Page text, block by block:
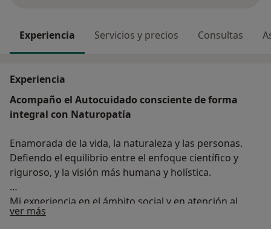
Experiencia Servicios y precios Consultas
Experiencia
Acompaño el Autocuidado consciente de forma
integral con Naturopatía
Enamorada de la vida, la naturaleza y las personas.
Defiendo el equilibrio entre el enfoque científico y
riguroso, y la visión más humana y holística.
Mi experiencia en el ámbito social y en atención al
cliente me han aportado calidades como la empatía y
ver más